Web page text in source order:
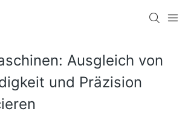
Ausgleich von
und Präzision